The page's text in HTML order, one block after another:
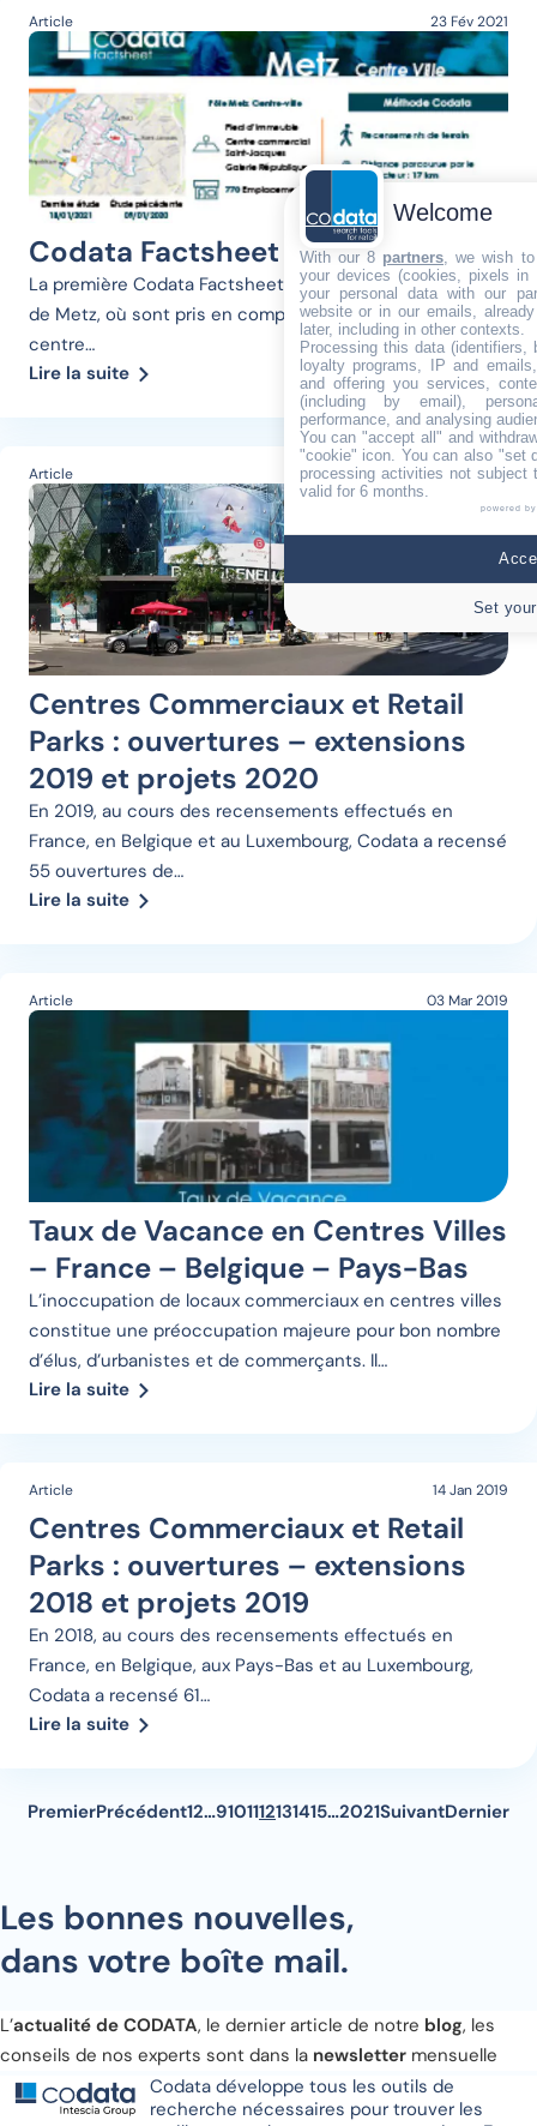
Article 23 Fév 2021
Codata Factsheet – Metz
La première Codata Factsheet porte sur le centre-ville
de Metz, où sont pris en compte le Pied d’Immeuble, le
centre…
Lire la suite
Article 14 Jan 2020
Centres Commerciaux et Retail
Parks : ouvertures – extensions
2019 et projets 2020
En 2019, au cours des recensements effectués en
France, en Belgique et au Luxembourg, Codata a recensé
55 ouvertures de…
Lire la suite
Article 03 Mar 2019
Taux de Vacance en Centres Villes
– France – Belgique – Pays-Bas
L’inoccupation de locaux commerciaux en centres villes
constitue une préoccupation majeure pour bon nombre
d’élus, d’urbanistes et de commerçants. Il…
Lire la suite
Article 14 Jan 2019
Centres Commerciaux et Retail
Parks : ouvertures – extensions
2018 et projets 2019
En 2018, au cours des recensements effectués en
France, en Belgique, aux Pays-Bas et au Luxembourg,
Codata a recensé 61…
Lire la suite
PremierPrécédent12…9101112131415…2021SuivantDernier
Les bonnes nouvelles,
dans votre boîte mail.
L’actualité de CODATA, le dernier article de notre blog, les
conseils de nos experts sont dans la newsletter mensuelle
Codata développe tous les outils de
recherche nécessaires pour trouver les
Welcome
With our 8 partners , we wish
your devices (cookies, pixels
your personal data with our
website or in our emails,
later, including in other contexts.
Processing this data (identifiers,
loyalty programs, IP and
and offering you services,
(including by email),
performance, and analysing
You can "accept all" and
"cookie" icon . You can also "set
processing activities not subject
valid for 6 months.
powered by
Set